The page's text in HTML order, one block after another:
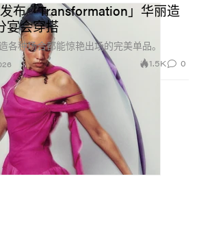
布「Transformation」华丽造
宴会穿搭
各种场合都能惊艳出场的完美单品。
1.5K 0